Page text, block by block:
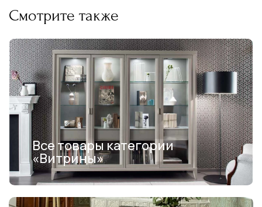
Смотрите также
Все товары категории
«Витрины»